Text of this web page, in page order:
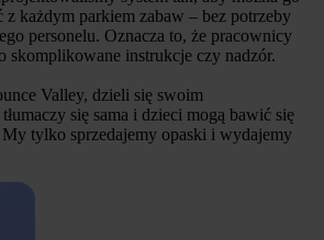
z każdym parkiem zabaw – bez potrzeby
personelu. Oznacza to, że pracownicy
skomplikowane instrukcje czy nadzór.
Valley, dzieli się swoim
się sama i dzieci mogą bawić się
My tylko sprzedajemy opaski i wydajemy